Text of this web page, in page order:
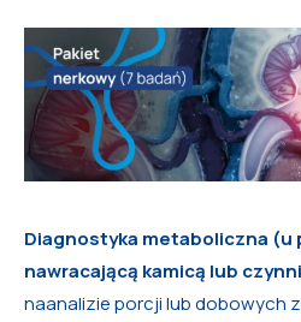
Diagnostyka metaboliczna (u
nawracającą kamicą lub
naanalizie porcji lub dobowych